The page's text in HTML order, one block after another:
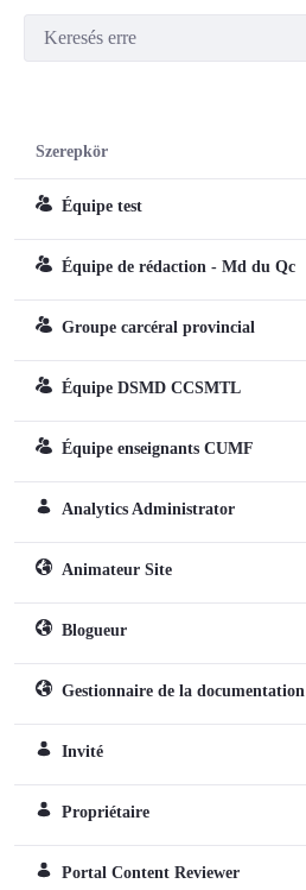
Szerepkör
CsapatÉquipe test
CsapatÉquipe de rédaction - Md du Qc
CsapatGroupe carcéral provincial
CsapatÉquipe DSMD CCSMTL
CsapatÉquipe enseignants CUMF
Normál szerepkör
Analytics Administrator
Webhely szerepkör
Animateur Site
Webhely szerepkör
Blogueur
Webhely szerepkör
Gestionnaire de la documentation
Normál szerepkör
Invité
Normál szerepkör
Propriétaire
Normál szerepkör
Portal Content Reviewer